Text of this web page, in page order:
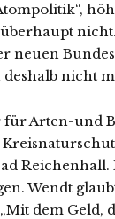
neuen
nicht
für Arten-
Wendt
dem Geld,